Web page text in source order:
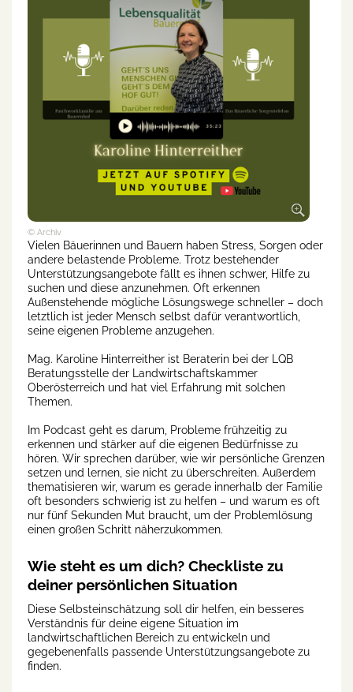
© Archiv
Vielen Bäuerinnen und Bauern haben Stress, Sorgen oder
andere belastende Probleme. Trotz bestehender
Unterstützungsangebote fällt es ihnen schwer, Hilfe zu
suchen und diese anzunehmen. Oft erkennen
Außenstehende mögliche Lösungswege schneller – doch
letztlich ist jeder Mensch selbst dafür verantwortlich,
seine eigenen Probleme anzugehen.
Mag. Karoline Hinterreither ist Beraterin bei der LQB
Beratungsstelle der Landwirtschaftskammer
Oberösterreich und hat viel Erfahrung mit solchen
Themen.
Im Podcast geht es darum, Probleme frühzeitig zu
erkennen und stärker auf die eigenen Bedürfnisse zu
hören. Wir sprechen darüber, wie wir persönliche Grenzen
setzen und lernen, sie nicht zu überschreiten. Außerdem
thematisieren wir, warum es gerade innerhalb der Familie
oft besonders schwierig ist zu helfen – und warum es oft
nur fünf Sekunden Mut braucht, um der Problemlösung
einen großen Schritt näherzukommen.
Wie steht es um dich? Checkliste zu
deiner persönlichen Situation
Diese Selbsteinschätzung soll dir helfen, ein besseres
Verständnis für deine eigene Situation im
landwirtschaftlichen Bereich zu entwickeln und
gegebenenfalls passende Unterstützungsangebote zu
finden.